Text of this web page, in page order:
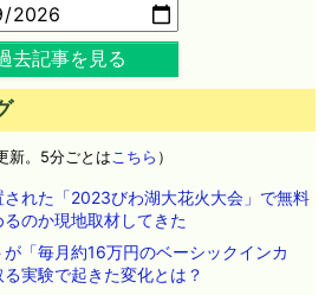
去記事を見る
新。5分ごとはこちら ）
された「2023びわ湖大花火大会」で無料
のか現地取材してきた
「毎月約16万円のベーシックインカ
実験で起きた変化とは？